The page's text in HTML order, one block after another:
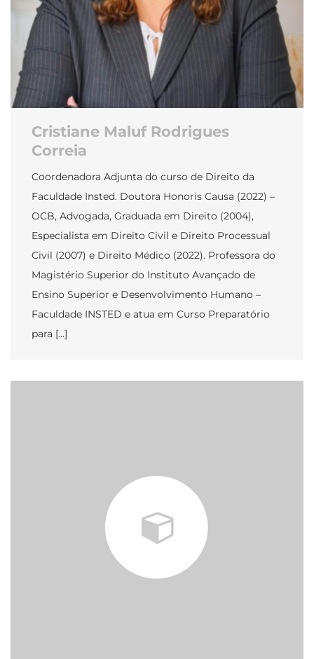
Cristiane Maluf Rodrigues
Correia
Coordenadora Adjunta do curso de Direito da
Faculdade Insted. Doutora Honoris Causa (2022) –
OCB, Advogada, Graduada em Direito (2004),
Especialista em Direito Civil e Direito Processual
Civil (2007) e Direito Médico (2022). Professora do
Magistério Superior do Instituto Avançado de
Ensino Superior e Desenvolvimento Humano –
Faculdade INSTED e atua em Curso Preparatório
para […]